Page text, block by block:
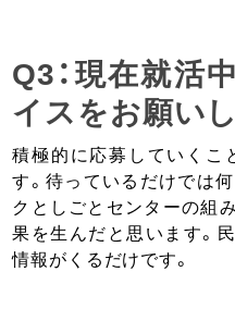
Q3：現在就活
イスをお願いし
積極的に応募していくこ
す。待っているだけでは
クとしごとセンターの組
果を生んだと思います。
情報がくるだけです。